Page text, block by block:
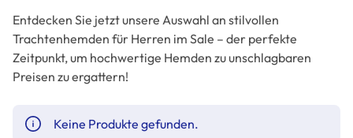
Entdecken Sie jetzt unsere Auswahl an stilvollen
Trachtenhemden für Herren im Sale – der perfekte
Zeitpunkt, um hochwertige Hemden zu unschlagbaren
Preisen zu ergattern!
Keine Produkte gefunden.